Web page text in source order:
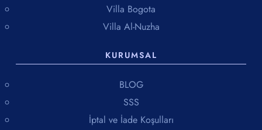
Villa Bogota
Villa Al-Nuzha
KURUMSAL
BLOG
SSS
İptal ve İade Koşulları